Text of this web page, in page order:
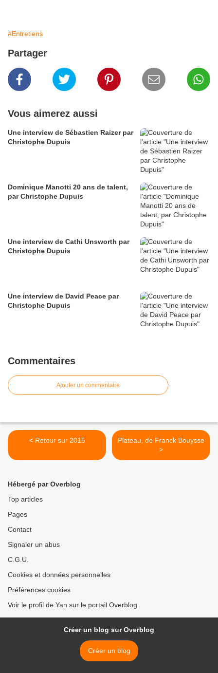
#Entretiens
Partager
Vous aimerez aussi
Une interview de Sébastien Raizer par
Christophe Dupuis
Dominique Manotti 20 ans de talent,
par Christophe Dupuis
Une interview de Cathi Unsworth par
Christophe Dupuis
Une interview de David Peace par
Christophe Dupuis
Commentaires
Ajouter un commentaire
< Retour sur 2015
Plateau, de Franck Bouysse
>
Hébergé par Overblog
Top articles
Pages
Contact
Signaler un abus
C.G.U.
Cookies et données personnelles
Préférences cookies
Voir le profil de Yan sur le portail Overblog
Créer un blog sur Overblog
Créer un blog